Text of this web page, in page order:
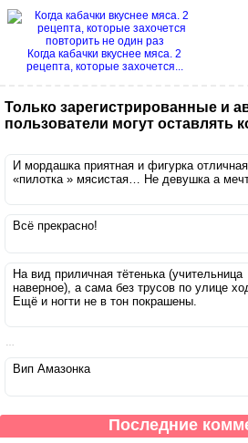
Когда кабачки вкуснее мяса. 2
рецепта, которые захочется...
Только зарегистрированные и
пользователи могут оставлять
И мордашка приятная и фигурка
«пилотка » мясистая… Не девушка а
Всё прекрасно!
На вид приличная тётенька (учительница
наверное), а сама без трусов по улице
Ещё и ногти не в тон покрашены.
Вип Амазонка
Последние